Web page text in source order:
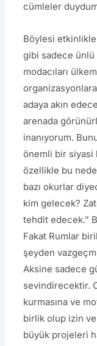
cümleler
Böylesi
gibi sadece ünlü
modacıları
adaya akın
arenada
inanıyorum.
önemli bir siyasi
özellikle bu
bazı okurlar
kim gelecek?
tehdit edecek.”
Fakat Rumlar
şeyden
Aksine sadece
sevindirecektir.
kurmasına ve
birlik olup izin
büyük projeleri